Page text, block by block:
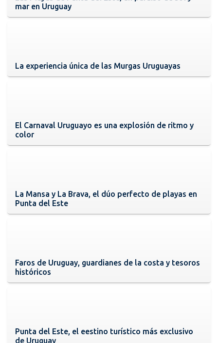
mar en Uruguay
La experiencia única de las Murgas Uruguayas
El Carnaval Uruguayo es una explosión de ritmo y
color
La Mansa y La Brava, el dúo perfecto de playas en
Punta del Este
Faros de Uruguay, guardianes de la costa y tesoros
históricos
Punta del Este, el eestino turístico más exclusivo
de Uruguay